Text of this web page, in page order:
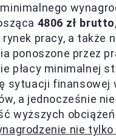
4806 zł brutto
rynek pracy, a także
ponoszone przez
płacy minimalnej
sytuacji finansowej
a jednocześnie
wyższych
nie